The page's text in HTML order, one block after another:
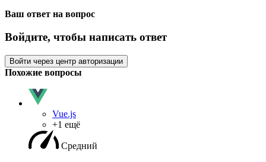
Ваш ответ на вопрос
Войдите, чтобы написать ответ
Войти через центр авторизации
Похожие вопросы
Vue.js
+1 ещё
Средний